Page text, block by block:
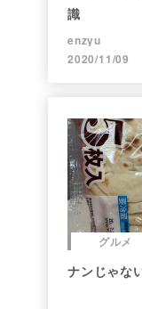
識
enzyu
2020/11/09
グルメ
ナンじゃな